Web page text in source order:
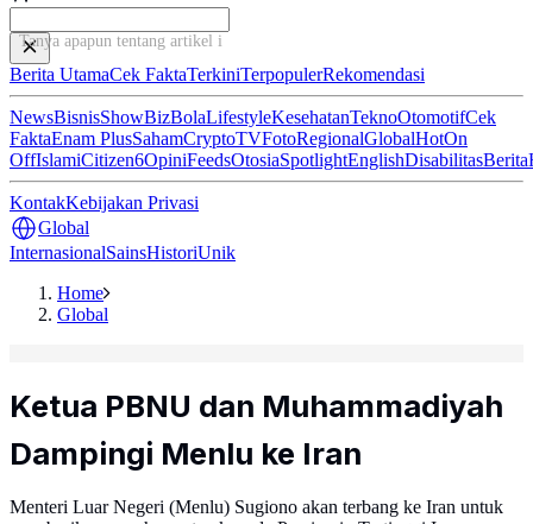
Tanya apapun tentang artikel ini...
Berita UtamaCek FaktaTerkiniTerpopulerRekomendasi
NewsBisnisShowBizBolaLifestyleKesehatanTeknoOtomotifCek
FaktaEnam PlusSahamCryptoTVFotoRegionalGlobalHotOn
OffIslamiCitizen6OpiniFeedsOtosiaSpotlightEnglishDisabilitasBerita
KontakKebijakan Privasi
Global
InternasionalSainsHistoriUnik
Home
Global
Ketua PBNU dan Muhammadiyah
Dampingi Menlu ke Iran
Menteri Luar Negeri (Menlu) Sugiono akan terbang ke Iran untuk